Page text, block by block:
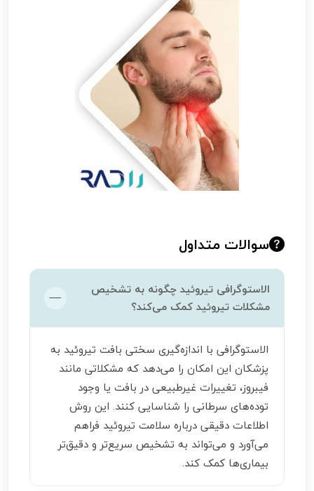
سوالات متداول
الاستوگرافی تیروئید چگونه به تشخیص
مشکلات تیروئید کمک می‌کند؟
الاستوگرافی با اندازه‌گیری سختی بافت تیروئید به
پزشکان این امکان را می‌دهد که مشکلاتی مانند
فیبروز، تغییرات غیرطبیعی در بافت یا وجود
توده‌های سرطانی را شناسایی کنند. این روش
اطلاعات دقیقی درباره سلامت تیروئید فراهم
می‌آورد و می‌تواند به تشخیص سریع‌تر و دقیق‌تر
بیماری‌ها کمک کند.